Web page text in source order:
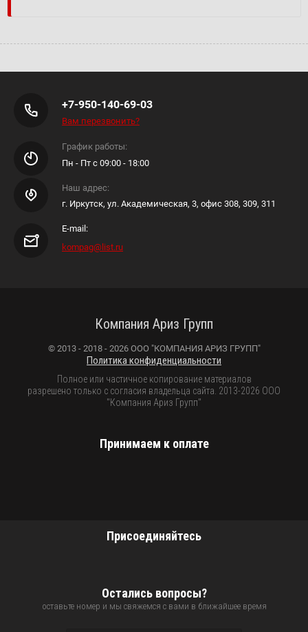
+7-950-140-69-03
Вам перезвонить?
График работы:
Пн - Пт с 09:00 - 18:00
Наш адрес:
г. Иркутск, ул. Академическая, 3, офис 308, 309, 311
E-mail:
kompag@list.ru
Компания Ариз Групп
© 2013 - 2018 - 2026 ООО "КОМПАНИЯ АРИЗ ГРУПП"
Политика конфиденциальности
Полное или частичное копирование материалов
разрешено только с согласия владельца сайта. 2013-2026 ООО
"Компания Ариз Групп"
Принимаем к оплате
Присоединяйтесь
Остались вопросы?
оставьте номер и мы свяжемся с вами в ближайшее время